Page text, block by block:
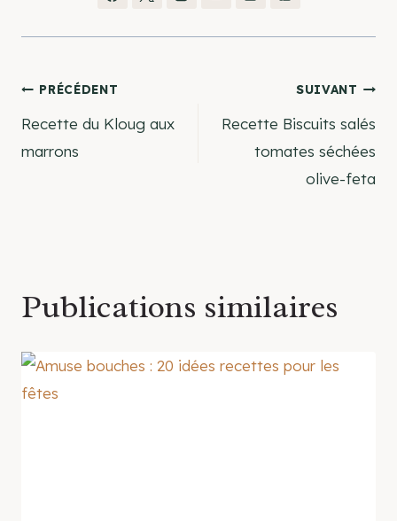
Navigation
de
PRÉCÉDENT
Recette du Kloug aux
marrons
SUIVANT
Recette Biscuits salés
tomates séchées
olive-feta
Publications similaires